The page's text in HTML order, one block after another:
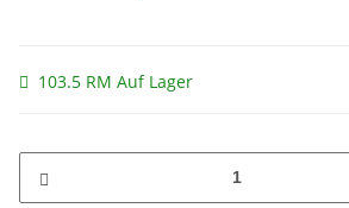
103.5 RM Auf Lager